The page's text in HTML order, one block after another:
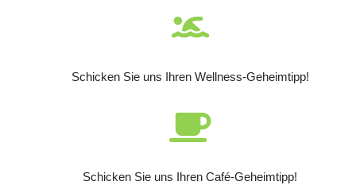
Schicken Sie uns Ihren Wellness-Geheimtipp!
Schicken Sie uns Ihren Café-Geheimtipp!